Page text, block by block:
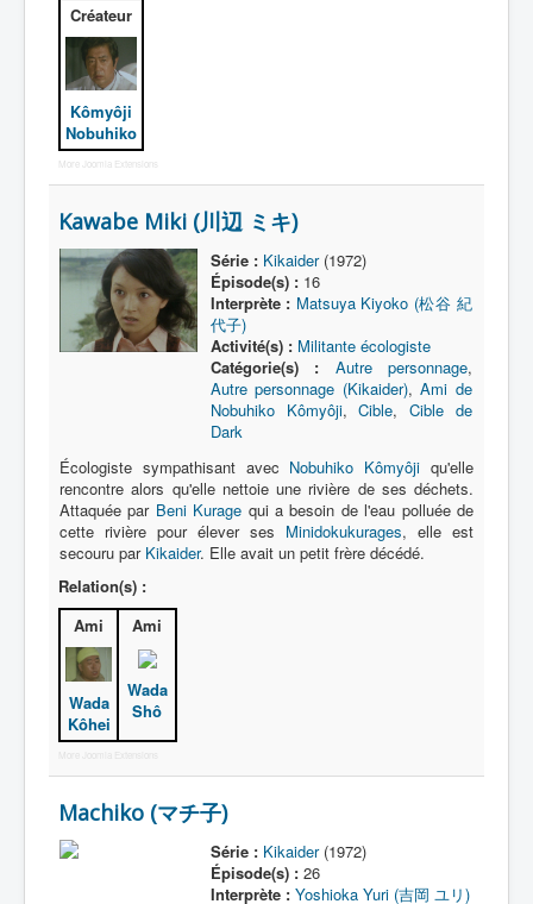
Créateur
Kômyôji
Nobuhiko
More Joomla Extensions
Kawabe Miki (川辺 ミキ)
Série : Kikaider(1972)
Épisode(s) :16
Interprète : Matsuya Kiyoko (松谷 紀
代子)
Activité(s) : Militante écologiste
Catégorie(s) :
Autre personnage,
Autre personnage (Kikaider),Ami de
Nobuhiko Kômyôji,Cible,Cible de
Dark
Écologiste sympathisant avec Nobuhiko Kômyôji qu'elle
rencontre alors qu'elle nettoie une rivière de ses déchets.
Attaquée par Beni Kurage qui a besoin de l'eau polluée de
cette rivière pour élever ses Minidokukurages, elle est
secouru par Kikaider. Elle avait un petit frère décédé.
Relation(s) :
Ami
Wada
Kôhei
Ami
Wada
Shô
More Joomla Extensions
Machiko (マチ子)
Série : Kikaider(1972)
Épisode(s) :26
Interprète : Yoshioka Yuri (吉岡 ユリ)